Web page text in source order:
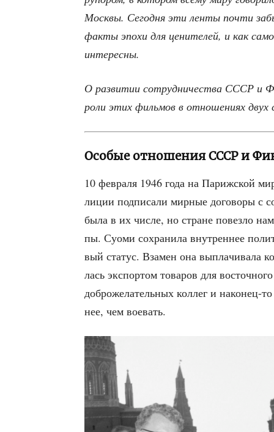
Моск­вы. Сего­дня эти лен­ты почти
фак­ты эпо­хи для цени­те­лей, и как
интересны.
О раз­ви­тии сотруд­ни­че­ства СССР и
роли этих филь­мов в отно­ше­ни­ях
Особые отношения СССР и
10 фев­ра­ля 1946 года на Париж­ской
ли­ции под­пи­са­ли мир­ные дого­во­ры с
была в их чис­ле, но стране повез­ло
пы. Суо­ми сохра­ни­ла внут­рен­нее
вый ста­тус. Вза­мен она выпла­чи­ва­ла
лась экс­пор­том това­ров для
доб­ро­же­ла­тель­ных кол­лег и нако­нец-
нее, чем воевать.